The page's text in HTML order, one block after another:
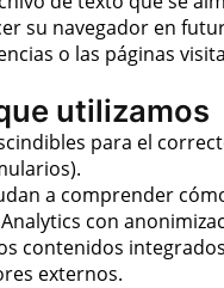
su navegador en
o las páginas
utilizamos
para el
a comprender
con
contenidos
externos.